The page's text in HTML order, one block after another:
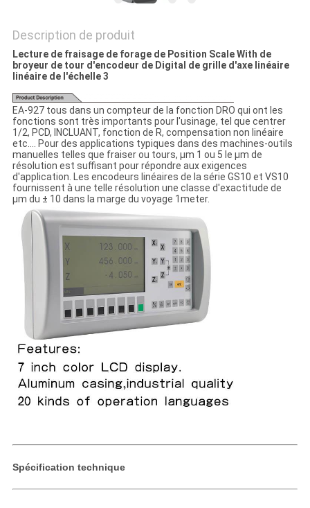
Description de produit
Lecture de fraisage de forage de Position Scale With de
broyeur de tour d'encodeur de Digital de grille d'axe linéaire
linéaire de l'échelle 3
EA-927 tous dans un compteur de la fonction DRO qui ont les
fonctions sont très importants pour l'usinage, tel que centrer
1/2, PCD, INCLUANT, fonction de R, compensation non linéaire
etc…. Pour des applications typiques dans des machines-outils
manuelles telles que fraiser ou tours, μm 1 ou 5 le μm de
résolution est suffisant pour répondre aux exigences
d'application. Les encodeurs linéaires de la série GS10 et VS10
fournissent à une telle résolution une classe d'exactitude de
μm du ± 10 dans la marge du voyage 1meter.
Spécification technique